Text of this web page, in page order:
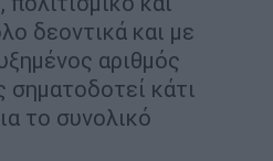
δεοντικά και με
αριθμός
σηματοδοτεί κάτι
το συνολικό